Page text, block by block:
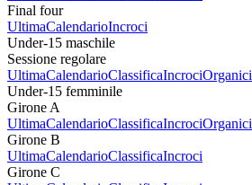
Final four
UltimaCalendarioIncroci
Under-15 maschile
Sessione regolare
UltimaCalendarioClassificaIncrociOrganici
Under-15 femminile
Girone A
UltimaCalendarioClassificaIncrociOrganici
Girone B
UltimaCalendarioClassificaIncroci
Girone C